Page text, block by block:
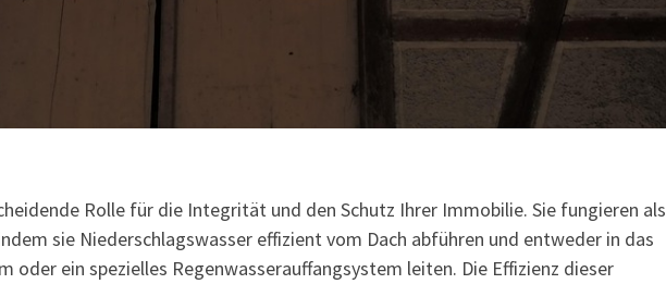
Rolle für die Integrität und den Schutz Ihrer Immobilie. Sie fungieren als
sie Niederschlagswasser effizient vom Dach abführen und entweder in das
oder ein spezielles Regenwasserauffangsystem leiten. Die Effizienz dieser